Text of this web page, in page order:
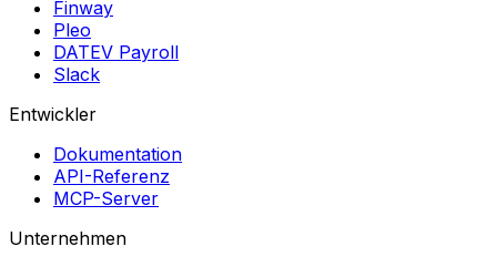
Finway
Pleo
DATEV Payroll
Slack
Entwickler
Dokumentation
API-Referenz
MCP-Server
Unternehmen